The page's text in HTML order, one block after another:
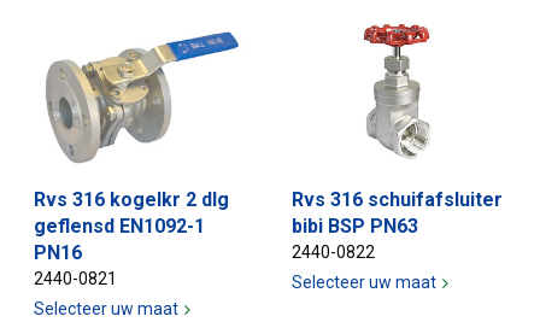
Rvs 316 kogelkr 2 dlg
geflensd EN1092-1
PN16
2440-0821
Selecteer uw maat
Rvs 316 schuifafsluiter
bibi BSP PN63
2440-0822
Selecteer uw maat